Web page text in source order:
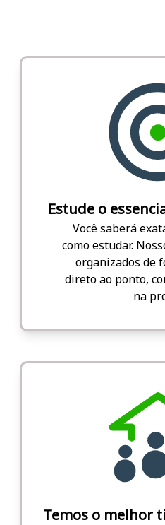
Estude o
Você saberá
como estudar.
organizados de
direto ao ponto,
na
Temos o melhor